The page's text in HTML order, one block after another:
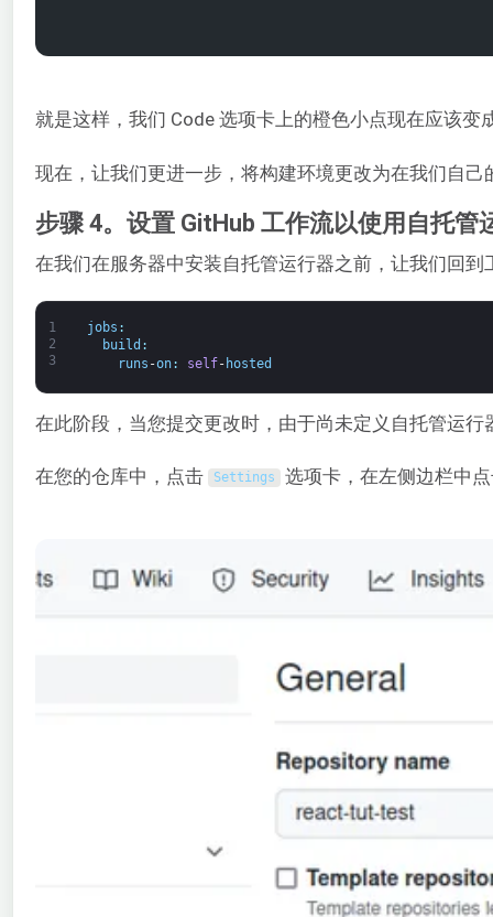
就是这样，我们 Code 选项卡上的橙色小点现在应该
现在，让我们更进一步，将构建环境更改为在我们自己
步骤 4。设置 GitHub 工作流以使用自托管
在我们在服务器中安装自托管运行器之前，让我们回
1
2
3
jobs :
build :
runs -on: self- hosted
在此阶段，当您提交更改时，由于尚未定义自托管运行
在您的仓库中，点击 Settings 选项卡，在左侧边栏中